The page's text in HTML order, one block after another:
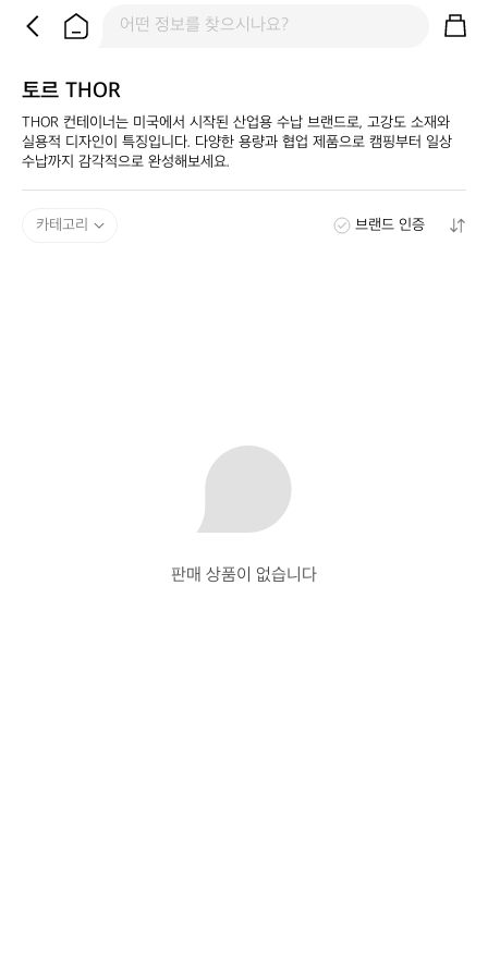
토르 THOR
THOR 컨테이너는 미국에서 시작된 산업용 수납 브랜드로, 고강도 소재와
실용적 디자인이 특징입니다. 다양한 용량과 협업 제품으로 캠핑부터 일상
수납까지 감각적으로 완성해보세요.
카테고리 브랜드 인증
판매 상품이 없습니다